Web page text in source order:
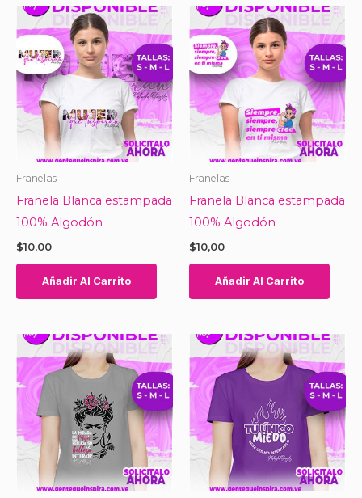
Franelas
Franela Blanca estampada
100% Algodón
$10,00
Añadir Al Carrito
Franelas
Franela Blanca estampada
100% Algodón
$10,00
Añadir Al Carrito